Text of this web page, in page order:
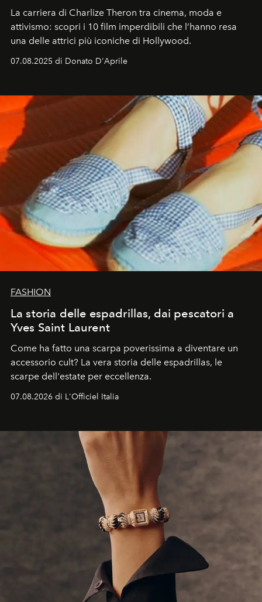
La carriera di Charlize Theron tra cinema, moda e
attivismo: scopri i 10 film imperdibili che l’hanno resa
una delle attrici più iconiche di Hollywood.
07.08.2025 di Donato D'Aprile
FASHION
La storia delle espadrillas, dai pescatori a
Yves Saint Laurent
Come ha fatto una scarpa poverissima a diventare un
accessorio cult? La vera storia delle espadrillas, le
scarpe dell'estate per eccellenza.
07.08.2026 di L'Officiel Italia